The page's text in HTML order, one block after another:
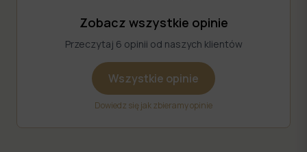
Zobacz wszystkie opinie
Przeczytaj 6 opinii od naszych klientów
Wszystkie opinie
Dowiedz się jak zbieramy opinie